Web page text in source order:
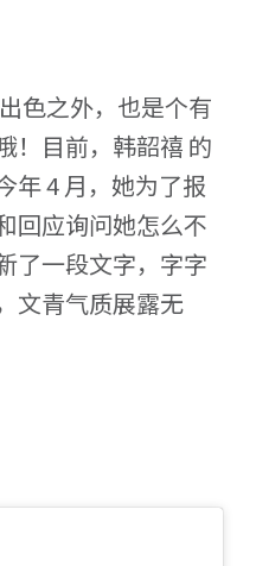
色之外，也是个有
！目前，韩韶禧 的
年 4 月，她为了报
回应询问她怎么不
了一段文字，字字
文青气质展露无